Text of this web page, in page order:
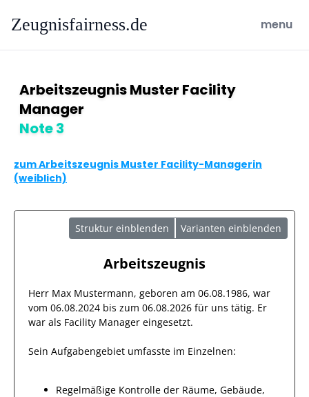
Zeugnisfairness.de open
menu
Arbeitszeugnis Muster Facility
Manager
Note 3
zum Arbeitszeugnis Muster Facility-Managerin
(weiblich)
Struktur einblenden Varianten einblenden
Arbeitszeugnis
Herr Max Mustermann, geboren am 06.08.1986, war
vom 06.08.2024 bis zum 06.08.2026 für uns tätig. Er
war als Facility Manager eingesetzt.
Sein Aufgabengebiet umfasste im Einzelnen:
Regelmäßige Kontrolle der Räume, Gebäude,